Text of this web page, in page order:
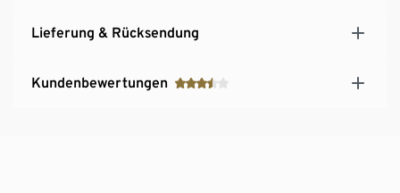
Lieferung & Rücksendung
Kundenbewertungen